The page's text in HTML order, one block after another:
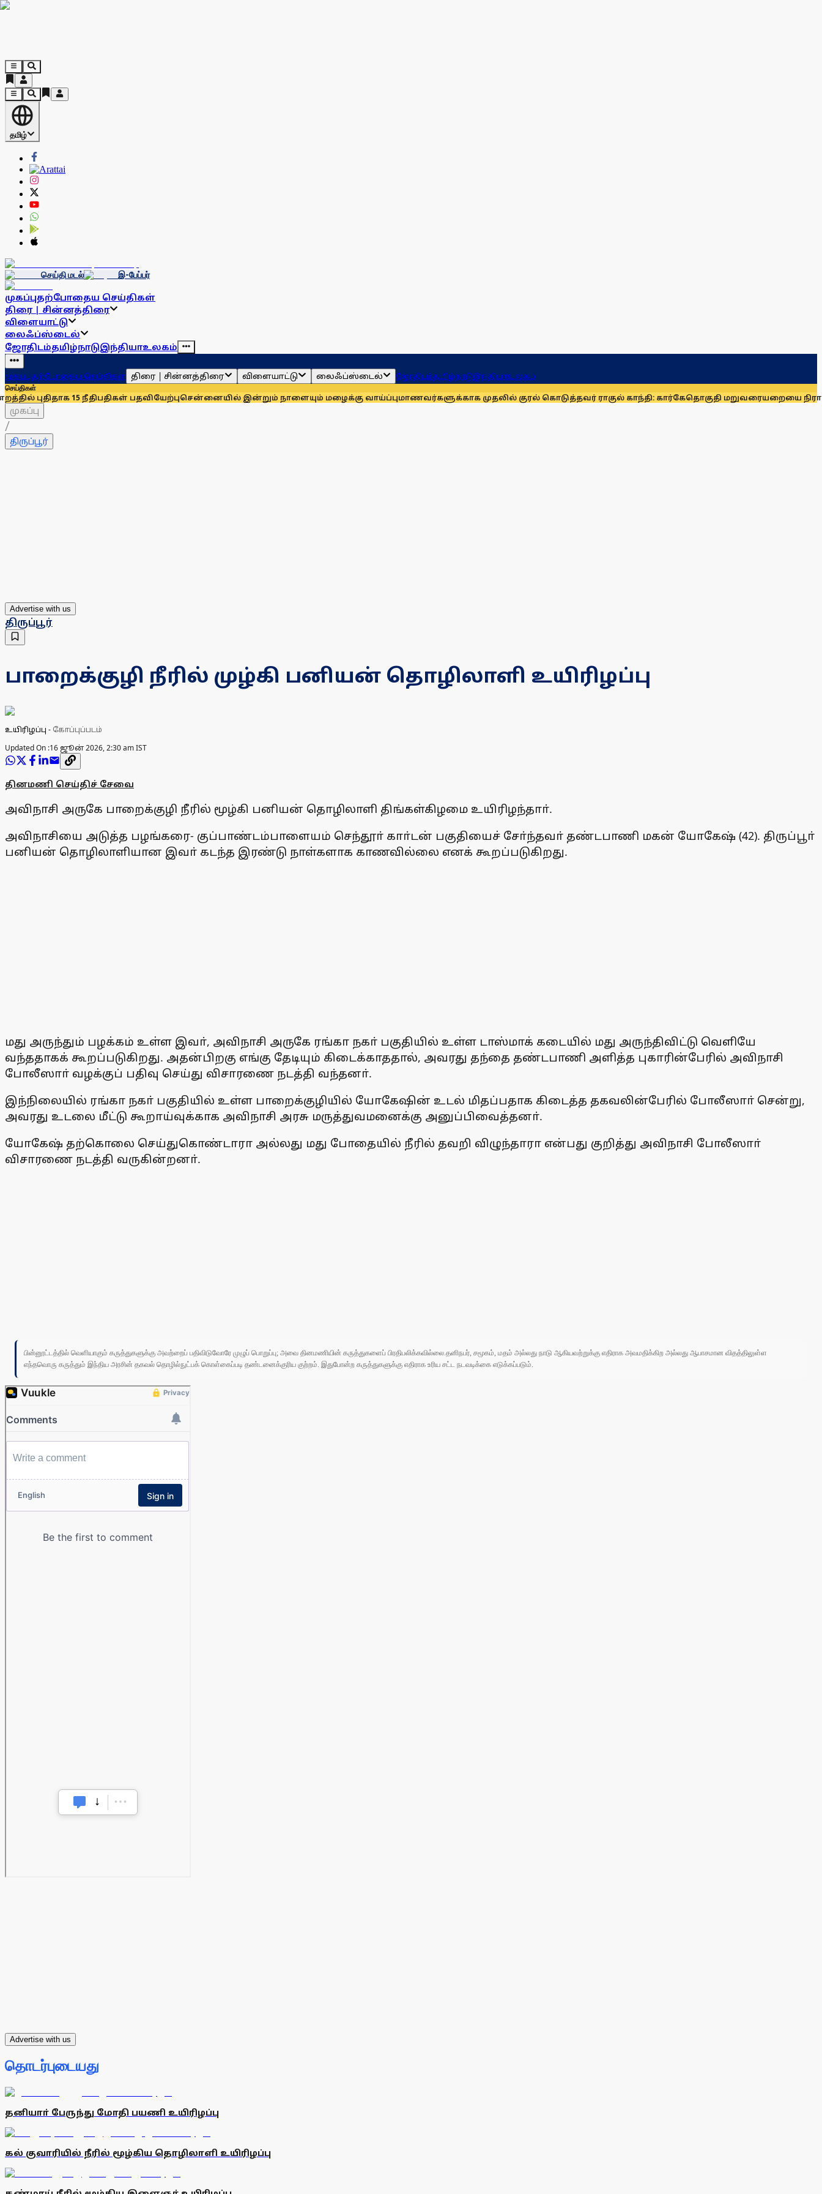
தமிழ்
செய்தி மடல் இ-பேப்பர்
முகப்புதற்போதைய செய்திகள்
திரை | சின்னத்திரை
விளையாட்டு
லைஃப்ஸ்டைல்
ஜோதிடம்தமிழ்நாடுஇந்தியாஉலகம்
முகப்புதற்போதைய செய்திகள் திரை | சின்னத்திரை விளையாட்டு லைஃப்ஸ்டைல் ஜோதிடம்தமிழ்நாடுஇந்தியாஉலகம்
செய்திகள்
15 நீதிபதிகள் பதவியேற்புசென்னையில் இன்றும் நாளையும் மழைக்கு வாய்ப்புமாணவர்களுக்காக முதலில் குரல் கொடுத்தவர் ராகுல் காந்தி: கார்கேதொகுதி மறுவரையறையை நிராகரிக்க
முகப்பு
/
திருப்பூர்
Advertise with us
திருப்பூர்
பாறைக்குழி நீரில் முழ்கி பனியன் தொழிலாளி உயிரிழப்பு
உயிரிழப்பு - கோப்புப்படம்
Updated On :16 ஜூன் 2026, 2:30 am IST
தினமணி செய்திச் சேவை
அவிநாசி அருகே பாறைக்குழி நீரில் மூழ்கி பனியன் தொழிலாளி திங்கள்கிழமை உயிரிழந்தாா்.
அவிநாசியை அடுத்த பழங்கரை- குப்பாண்டம்பாளையம் செந்தூா் காா்டன் பகுதியைச் சோ்ந்தவா் தண்டபாணி மகன் யோகேஷ் (42). திருப்பூா்
பனியன் தொழிலாளியான இவா் கடந்த இரண்டு நாள்களாக காணவில்லை எனக் கூறப்படுகிறது.
மது அருந்தும் பழக்கம் உள்ள இவா், அவிநாசி அருகே ரங்கா நகா் பகுதியில் உள்ள டாஸ்மாக் கடையில் மது அருந்திவிட்டு வெளியே
வந்ததாகக் கூறப்படுகிறது. அதன்பிறகு எங்கு தேடியும் கிடைக்காததால், அவரது தந்தை தண்டபாணி அளித்த புகாரின்பேரில் அவிநாசி
போலீஸாா் வழக்குப் பதிவு செய்து விசாரணை நடத்தி வந்தனா்.
இந்நிலையில் ரங்கா நகா் பகுதியில் உள்ள பாறைக்குழியில் யோகேஷின் உடல் மிதப்பதாக கிடைத்த தகவலின்பேரில் போலீஸாா் சென்று,
அவரது உடலை மீட்டு கூறாய்வுக்காக அவிநாசி அரசு மருத்துவமனைக்கு அனுப்பிவைத்தனா்.
யோகேஷ் தற்கொலை செய்துகொண்டாரா அல்லது மது போதையில் நீரில் தவறி விழுந்தாரா என்பது குறித்து அவிநாசி போலீஸாா்
விசாரணை நடத்தி வருகின்றனா்.
பின்னூட்டத்தில் வெளியாகும் கருத்துகளுக்கு அவற்றைப் பதிவிடுவோரே முழுப் பொறுப்பு; அவை தினமணியின் கருத்துகளைப் பிரதிபலிக்கவில்லை.தனிநபர், சமூகம், மதம் அல்லது நாடு ஆகியவற்றுக்கு எதிராக அவமதிக்கிற அல்லது ஆபாசமான விதத்திலுள்ள
எந்தவொரு கருத்தும் இந்திய அரசின் தகவல் தொழில்நுட்பக் கொள்கைப்படி தண்டனைக்குரிய குற்றம். இதுபோன்ற கருத்துகளுக்கு எதிராக உரிய சட்ட நடவடிக்கை எடுக்கப்படும்.
Advertise with us
தொடர்புடையது
தனியாா் பேருந்து மோதி பயணி உயிரிழப்பு
கல் குவாரியில் நீரில் மூழ்கிய தொழிலாளி உயிரிழப்பு